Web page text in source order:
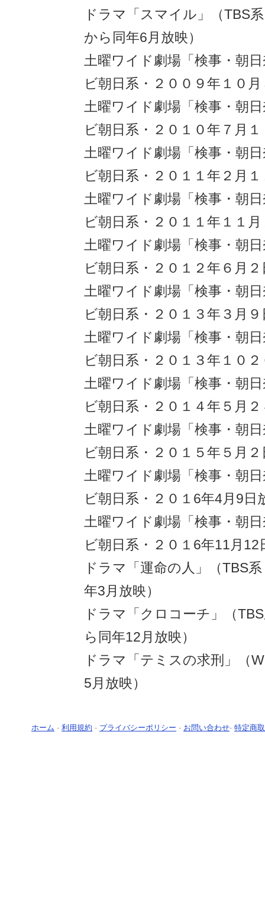
ドラマ「スマイル」（TBS
から同年6月放映）
土曜ワイド劇場「検事・朝
ビ朝日系・２００９年１０
土曜ワイド劇場「検事・朝
ビ朝日系・２０１０年７月
土曜ワイド劇場「検事・朝
ビ朝日系・２０１１年２月
土曜ワイド劇場「検事・朝
ビ朝日系・２０１１年１１
土曜ワイド劇場「検事・朝
ビ朝日系・２０１２年６月
土曜ワイド劇場「検事・朝
ビ朝日系・２０１３年３月
土曜ワイド劇場「検事・朝
ビ朝日系・２０１３年１０
土曜ワイド劇場「検事・朝
ビ朝日系・２０１４年５月
土曜ワイド劇場「検事・朝
ビ朝日系・２０１５年５月
土曜ワイド劇場「検事・朝
ビ朝日系・２０１6年4月9日
土曜ワイド劇場「検事・朝
ビ朝日系・２０１6年11月12
ドラマ「運命の人」（TBS
年3月放映）
ドラマ「クロコーチ」（
ら同年12月放映）
ドラマ「テミスの求刑」（
5月放映）
ホーム - 利用規約 - プライバシーポリシー - お問い合わせ- 特定商